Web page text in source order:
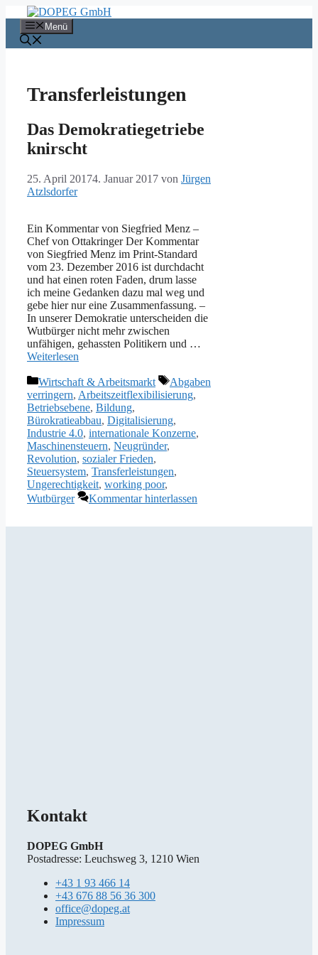
Inhalt
springen
Menü
Transferleistungen
Das Demokratiegetriebe
knirscht
25. April 20174. Januar 2017 von Jürgen
Atzlsdorfer
Ein Kommentar von Siegfried Menz –
Chef von Ottakringer Der Kommentar
von Siegfried Menz im Print-Standard
vom 23. Dezember 2016 ist durchdacht
und hat einen roten Faden, drum lasse
ich meine Gedanken dazu mal weg und
gebe hier nur eine Zusammenfassung. –
In unserer Demokratie unterscheiden die
Wutbürger nicht mehr zwischen
unfähigen, gehassten Politikern und …
Weiterlesen
Kategorien
Wirtschaft & Arbeitsmarkt Schlagwörter
Abgaben
verringern, Arbeitszeitflexibilisierung,
Betriebsebene, Bildung,
Bürokratieabbau, Digitalisierung,
Industrie 4.0, internationale Konzerne,
Maschinensteuern, Neugründer,
Revolution, sozialer Frieden,
Steuersystem, Transferleistungen,
Ungerechtigkeit, working poor,
Wutbürger
Kommentar hinterlassen
Kontakt
DOPEG GmbH
Postadresse: Leuchsweg 3, 1210 Wien
+43 1 93 466 14
+43 676 88 56 36 300
office@dopeg.at
Impressum